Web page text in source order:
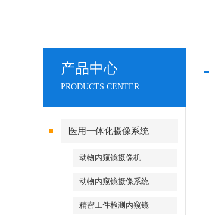
产品中心
PRODUCTS CENTER
医用一体化摄像系统
动物内窥镜摄像机
动物内窥镜摄像系统
精密工件检测内窥镜